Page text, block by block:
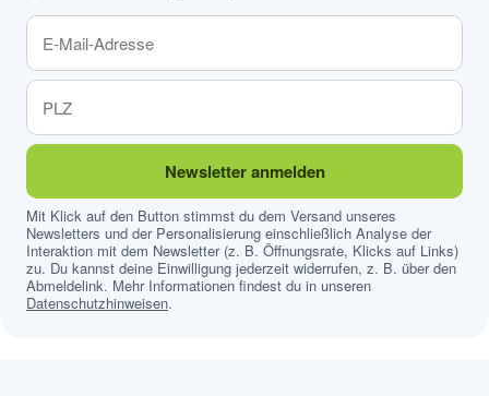
Newsletter anmelden
Mit Klick auf den Button stimmst du dem Versand unseres
Newsletters und der Personalisierung einschließlich Analyse der
Interaktion mit dem Newsletter (z. B. Öffnungsrate, Klicks auf Links)
zu. Du kannst deine Einwilligung jederzeit widerrufen, z. B. über den
Abmeldelink. Mehr Informationen findest du in unseren
Datenschutzhinweisen.